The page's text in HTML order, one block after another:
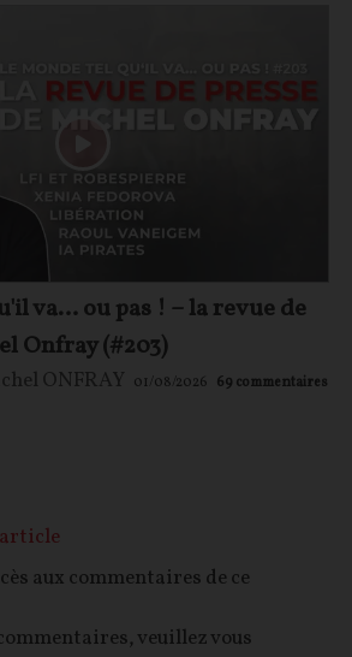
va… ou pas ! – la revue de
Onfray (#203)
ONFRAY 01/08/2026 69 commentaires
aux commentaires de ce
veuillez vous